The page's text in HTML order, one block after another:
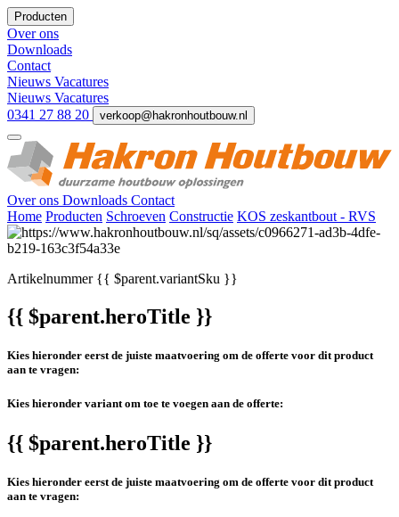
Producten
Over ons
Downloads
Contact
Nieuws Vacatures
Nieuws Vacatures
0341 27 88 20
verkoop@hakronhoutbouw.nl
Over ons Downloads Contact
Home Producten Schroeven Constructie KOS zeskantbout - RVS
Artikelnummer{{ $parent.variantSku }}
{{ $parent.heroTitle }}
Kies hieronder eerst de juiste maatvoering om de offerte voor dit product
aan te vragen:
Kies hieronder variant om toe te voegen aan de offerte:
{{ $parent.heroTitle }}
Kies hieronder eerst de juiste maatvoering om de offerte voor dit product
aan te vragen: